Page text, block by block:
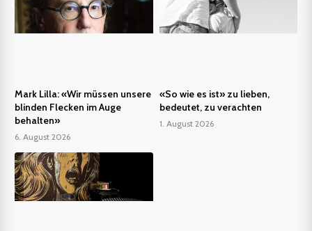
Mark Lilla: «Wir müssen unsere
blinden Flecken im Auge
behalten»
6. August 2026
«So wie es ist» zu lieben,
bedeutet, zu verachten
1. August 2026